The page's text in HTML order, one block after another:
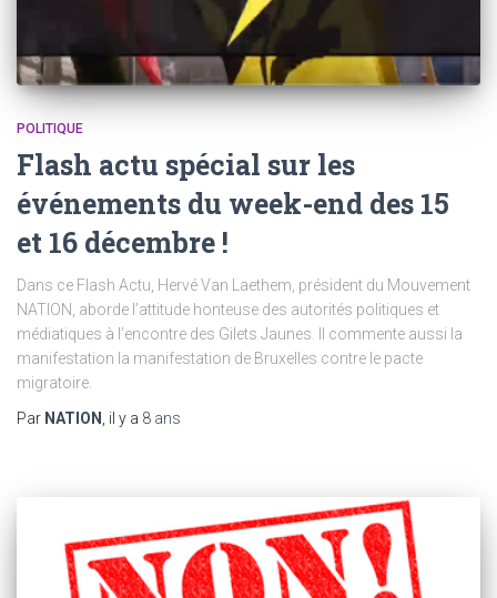
POLITIQUE
Flash actu spécial sur les
événements du week-end des 15
et 16 décembre !
Dans ce Flash Actu, Hervé Van Laethem, président du Mouvement
NATION, aborde l’attitude honteuse des autorités politiques et
médiatiques à l’encontre des Gilets Jaunes. Il commente aussi la
manifestation la manifestation de Bruxelles contre le pacte
migratoire.
Par NATION , il y a 8 ans